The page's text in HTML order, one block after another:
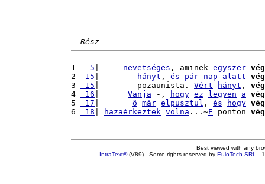
Rész
1
  5
nevetséges , aminek egyszer
2
15 hányt , és pár nap alatt
3
15 |        pozaunista. Vért hányt ,
4
16 Vanja -, hogy ez legyen a
5
17 õ már elpusztul , és hogy
6
18 hazaérkeztek volna ...~E ponton
Best viewed with any
IntraText®(V89) - Some rights reserved by EuloTech SRL -